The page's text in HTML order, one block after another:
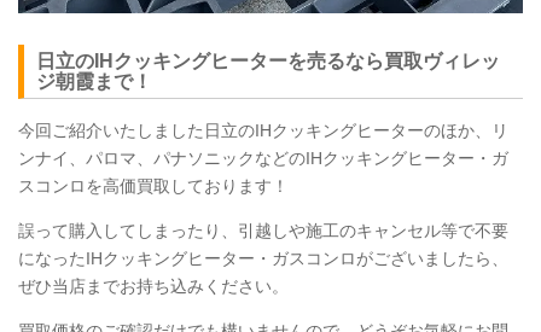
日立のIHクッキングヒーターを売るなら買取ヴィレッ
ジ朝霞まで！
今回ご紹介いたしました日立のIHクッキングヒーターのほか、リ
ンナイ、パロマ、パナソニックなどのIHクッキングヒーター・ガ
スコンロを高価買取しております！
誤って購入してしまったり、引越しや施工のキャンセル等で不要
になったIHクッキングヒーター・ガスコンロがございましたら、
ぜひ当店までお持ち込みください。